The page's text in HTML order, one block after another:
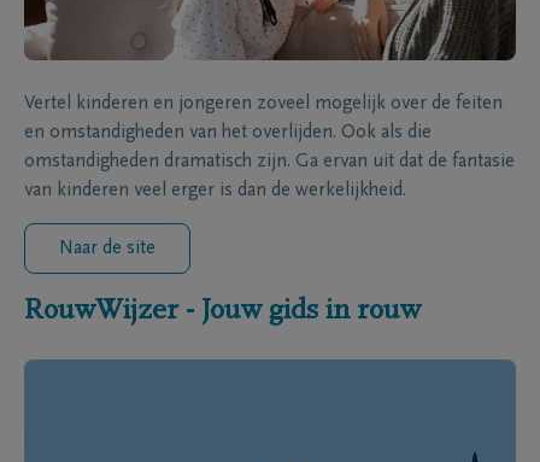
Vertel kinderen en jongeren zoveel mogelijk over de feiten
en omstandigheden van het overlijden. Ook als die
omstandigheden dramatisch zijn. Ga ervan uit dat de fantasie
van kinderen veel erger is dan de werkelijkheid.
Naar de site
RouwWijzer - Jouw gids in rouw